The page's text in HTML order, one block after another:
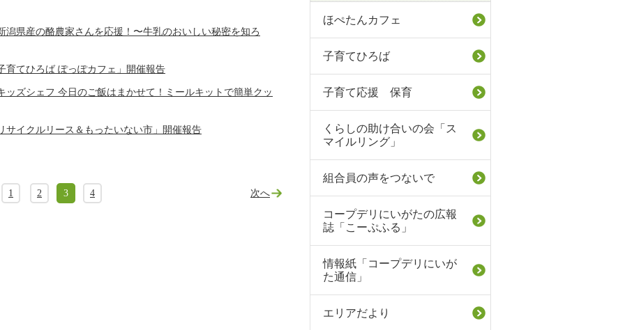
潟県産の酪農家さんを応援！〜牛乳のおいしい秘密を知ろ
育てひろば ぽっぽカフェ」開催報告
ッズシェフ 今日のご飯はまかせて！ミールキットで簡単クッ
サイクルリース＆もったいない市」開催報告
1 2 3 4 次へ
ほぺたんカフェ
子育てひろば
子育て応援 保育
くらしの助け合いの会「ス
マイルリング」
組合員の声をつないで
コープデリにいがたの広報
誌「こーぷふる」
情報紙「コープデリにいが
た通信」
エリアだより